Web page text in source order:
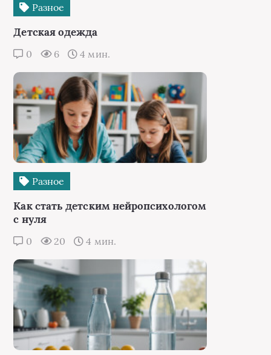
Разное
Детская одежда
0 6 4 мин.
Разное
Как стать детским нейропсихологом
с нуля
0 20 4 мин.